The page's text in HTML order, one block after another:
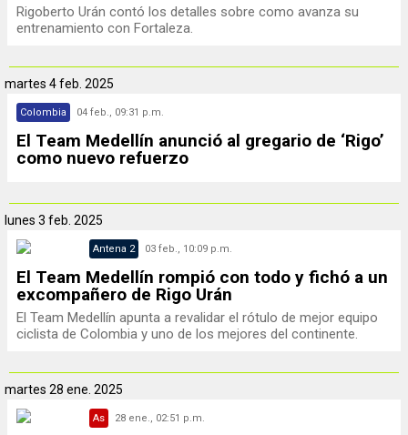
Rigoberto Urán contó los detalles sobre como avanza su
entrenamiento con Fortaleza.
martes 4 feb. 2025
Colombia 04 feb., 09:31 p.m.
El Team Medellín anunció al gregario de ‘Rigo’
como nuevo refuerzo
lunes 3 feb. 2025
Antena 2 03 feb., 10:09 p.m.
El Team Medellín rompió con todo y fichó a un
excompañero de Rigo Urán
El Team Medellín apunta a revalidar el rótulo de mejor equipo
ciclista de Colombia y uno de los mejores del continente.
martes 28 ene. 2025
As 28 ene., 02:51 p.m.